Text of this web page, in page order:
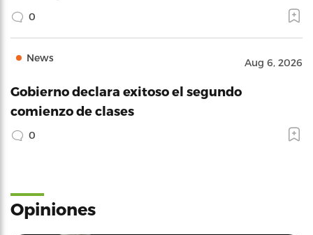
0
News Aug 6, 2026
Gobierno declara exitoso el segundo
comienzo de clases
0
Opiniones